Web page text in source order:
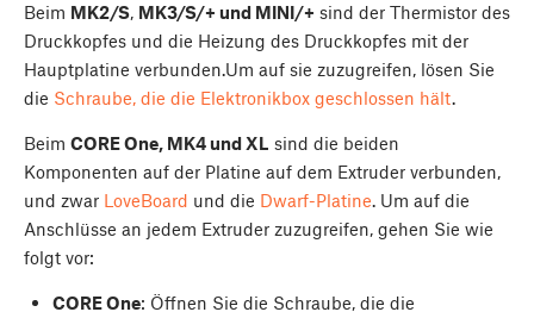
Beim MK2/S, MK3/S/+ und MINI/+ sind der Thermistor des
Druckkopfes und die Heizung des Druckkopfes mit der
Hauptplatine verbunden.Um auf sie zuzugreifen, lösen Sie
die Schraube, die die Elektronikbox geschlossen hält.
Beim CORE One, MK4 und XL sind die beiden
Komponenten auf der Platine auf dem Extruder verbunden,
und zwar LoveBoard und die Dwarf-Platine. Um auf die
Anschlüsse an jedem Extruder zuzugreifen, gehen Sie wie
folgt vor:
CORE One: Öffnen Sie die Schraube, die die